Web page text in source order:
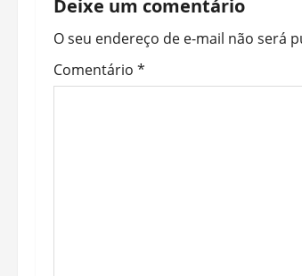
a
v
Deixe um comentário
O seu endereço de e-mail não será
Comentário *